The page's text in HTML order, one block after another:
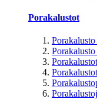
Porakalustot